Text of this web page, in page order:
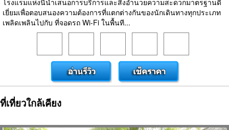
โรงแรมแห่งนี้นำเสนอการบริการและสิ่งอำนวยความสะดวกมาตรฐานดี
เยี่ยมเพื่อตอบสนองความต้องการที่แตกต่างกันของนักเดินทางทุกประเภท
เพลิดเพลินไปกับ ที่จอดรถ Wi-Fi ในพื้นที...
ที่เที่ยวใกล้เคียง